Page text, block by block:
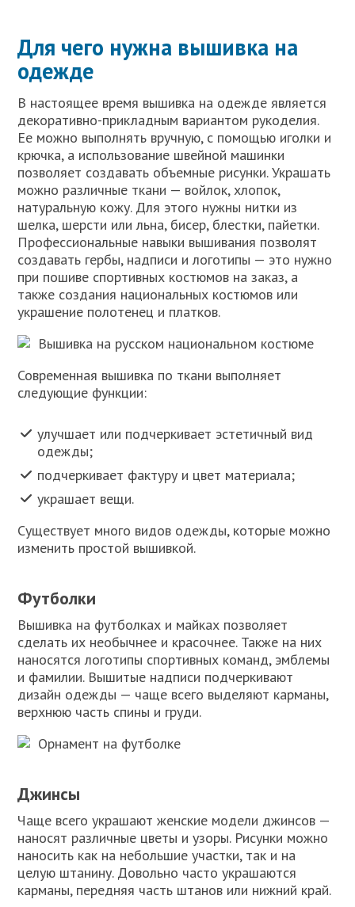
Для чего нужна вышивка на
одежде
В настоящее время вышивка на одежде является
декоративно-прикладным вариантом рукоделия.
Ее можно выполнять вручную, с помощью иголки и
крючка, а использование швейной машинки
позволяет создавать объемные рисунки. Украшать
можно различные ткани — войлок, хлопок,
натуральную кожу. Для этого нужны нитки из
шелка, шерсти или льна, бисер, блестки, пайетки.
Профессиональные навыки вышивания позволят
создавать гербы, надписи и логотипы — это нужно
при пошиве спортивных костюмов на заказ, а
также создания национальных костюмов или
украшение полотенец и платков.
Вышивка на русском национальном костюме
Современная вышивка по ткани выполняет
следующие функции:
улучшает или подчеркивает эстетичный вид
одежды;
подчеркивает фактуру и цвет материала;
украшает вещи.
Существует много видов одежды, которые можно
изменить простой вышивкой.
Футболки
Вышивка на футболках и майках позволяет
сделать их необычнее и красочнее. Также на них
наносятся логотипы спортивных команд, эмблемы
и фамилии. Вышитые надписи подчеркивают
дизайн одежды — чаще всего выделяют карманы,
верхнюю часть спины и груди.
Орнамент на футболке
Джинсы
Чаще всего украшают женские модели джинсов —
наносят различные цветы и узоры. Рисунки можно
наносить как на небольшие участки, так и на
целую штанину. Довольно часто украшаются
карманы, передняя часть штанов или нижний край.